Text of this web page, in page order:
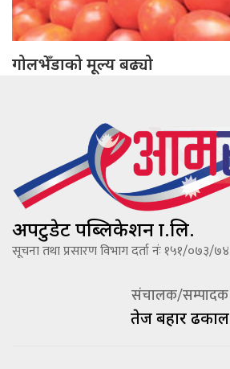
गोलभेँडाको मूल्य बढ्यो
अपटुडेट पब्लिकेशन प्रा.लि.
सूचना तथा प्रसारण विभाग दर्ता नंः १५१/०७३/७४
संचालक/सम्पादक
तेज बहादूर ढकाल